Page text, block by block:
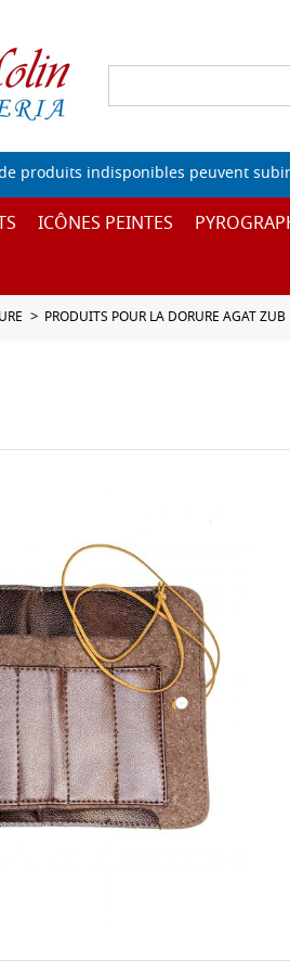
produits indisponibles peuvent
ICÔNES PEINTES
PRODUITS POUR LA DORURE AGAT ZUB